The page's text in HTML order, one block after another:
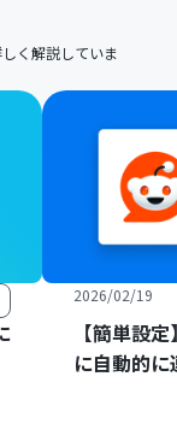
く解説していま
2026/02/19
【簡単設
に自動的